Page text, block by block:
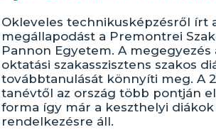
Okleveles technikusképzésről írt
megállapodást a Premontrei
Pannon Egyetem. A megegyezés
oktatási szakasszisztens szakos
továbbtanulását könnyíti meg. A
tanévtől az ország több pontján
forma így már a keszthelyi diákok
rendelkezésre áll.